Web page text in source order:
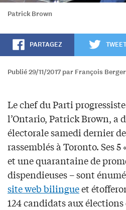
Patrick Brown
PARTAGEZ
Publié 29/11/2017 par François
Le chef du Parti
l’Ontario, Patrick Brown, a
électorale samedi dernier
rassemblés à Toronto. Ses
et une quarantaine de
dispendieuses – sont
site web bilingueet
124 candidats aux